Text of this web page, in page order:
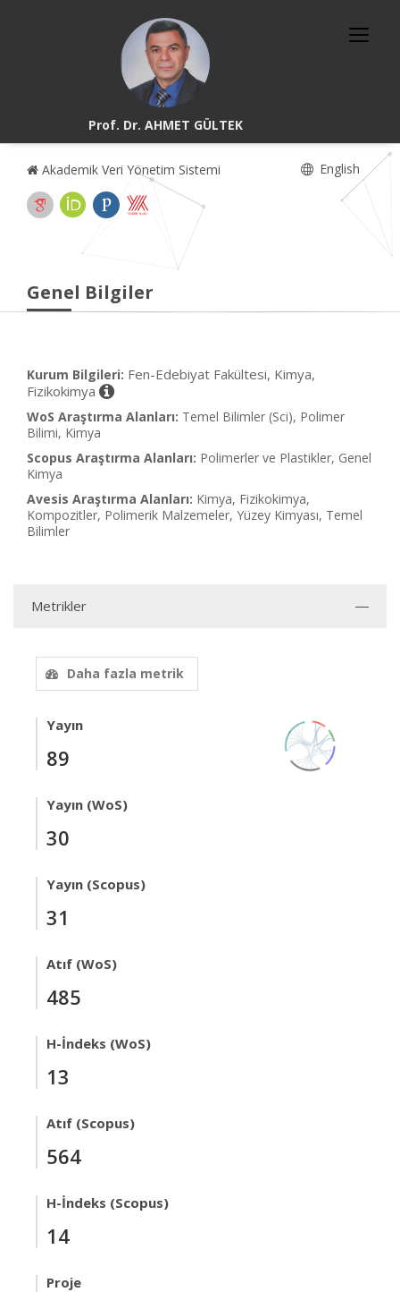
Prof. Dr. AHMET GÜLTEK
Akademik Veri Yönetim Sistemi English
Genel Bilgiler
Kurum Bilgileri: Fen-Edebiyat Fakültesi, Kimya,
Fizikokimya
WoS Araştırma Alanları: Temel Bilimler (Sci), Polimer
Bilimi, Kimya
Scopus Araştırma Alanları: Polimerler ve Plastikler, Genel
Kimya
Avesis Araştırma Alanları: Kimya, Fizikokimya,
Kompozitler, Polimerik Malzemeler, Yüzey Kimyası, Temel
Bilimler
Metrikler
Daha fazla metrik
Yayın
89
Yayın (WoS)
30
Yayın (Scopus)
31
Atıf (WoS)
485
H-İndeks (WoS)
13
Atıf (Scopus)
564
H-İndeks (Scopus)
14
Proje